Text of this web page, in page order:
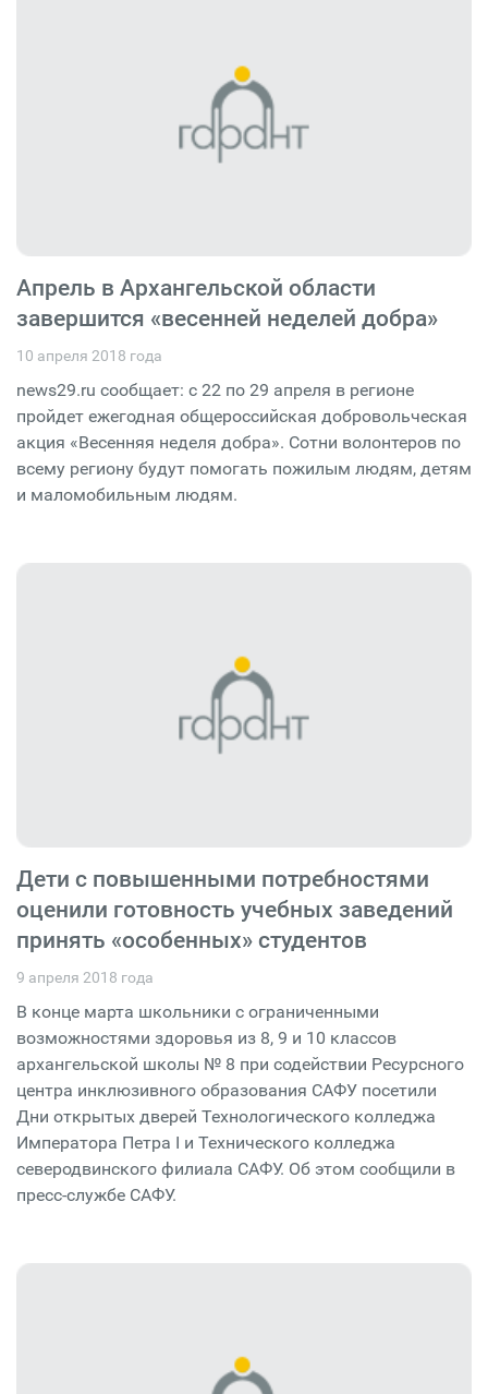
Апрель в Архангельской области
завершится «весенней неделей добра»
10 апреля 2018 года
news29.ru сообщает: с 22 по 29 апреля в регионе
пройдет ежегодная общероссийская добровольческая
акция «Весенняя неделя добра». Сотни волонтеров по
всему региону будут помогать пожилым людям, детям
и маломобильным людям.
Дети с повышенными потребностями
оценили готовность учебных заведений
принять «особенных» студентов
9 апреля 2018 года
В конце марта школьники с ограниченными
возможностями здоровья из 8, 9 и 10 классов
архангельской школы № 8 при содействии Ресурсного
центра инклюзивного образования САФУ посетили
Дни открытых дверей Технологического колледжа
Императора Петра I и Технического колледжа
северодвинского филиала САФУ. Об этом сообщили в
пресс-службе САФУ.